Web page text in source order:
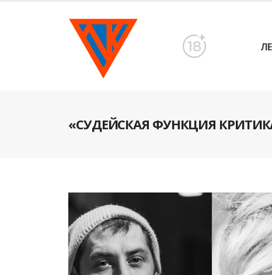
«СУДЕЙСКАЯ ФУНКЦИЯ